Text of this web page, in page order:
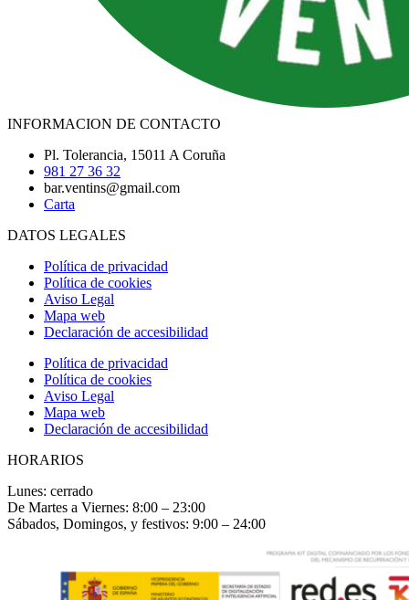
INFORMACION DE CONTACTO
Pl. Tolerancia, 15011 A Coruña
981 27 36 32
bar.ventins@gmail.com
Carta
DATOS LEGALES
Política de privacidad
Política de cookies
Aviso Legal
Mapa web
Declaración de accesibilidad
Política de privacidad
Política de cookies
Aviso Legal
Mapa web
Declaración de accesibilidad
HORARIOS
Lunes: cerrado
De Martes a Viernes: 8:00 – 23:00
Sábados, Domingos, y festivos: 9:00 – 24:00